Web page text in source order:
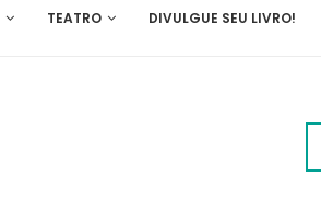
TEATRO DIVULGUE SEU LIVRO!